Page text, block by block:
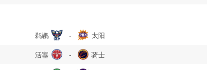
鹈鹕 - 太阳
活塞 - 骑士